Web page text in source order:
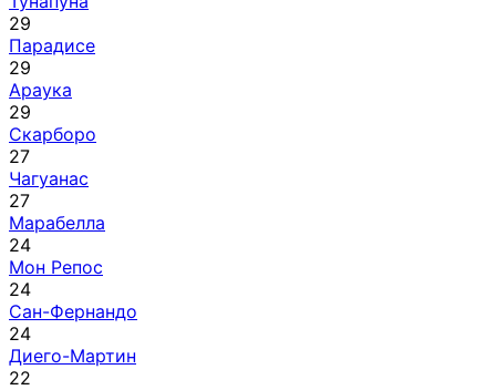
29
Парадисе
29
Араука
29
Скарборо
27
Чагуанас
27
Марабелла
24
Мон Репос
24
Сан-Фернандо
24
Диего-Мартин
22